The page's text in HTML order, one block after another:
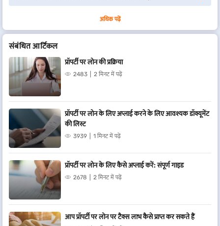
अधिक पढ़ें
संबंधित आर्टिकल
प्रॉपर्टी पर लोन की प्रक्रिया
2483 2 मिनट में पढ़ें
प्रॉपर्टी पर लोन के लिए अप्लाई करने के लिए आवश्यक डॉक्यूमेंट
की लिस्ट
3939 1 मिनट में पढ़ें
प्रॉपर्टी पर लोन के लिए कैसे अप्लाई करें: संपूर्ण गाइड
2678 2 मिनट में पढ़ें
आप प्रॉपर्टी पर लोन पर टैक्स लाभ कैसे प्राप्त कर सकते हैं